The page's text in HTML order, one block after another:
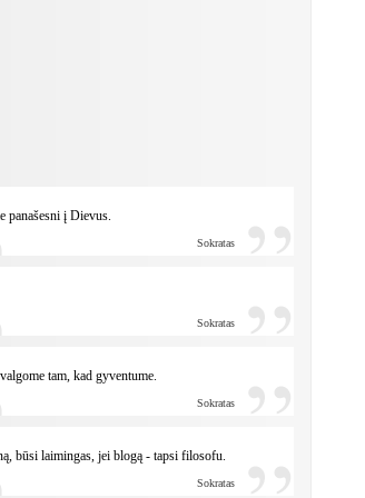
panašesni į Dievus.
Sokratas
Sokratas
tam, kad gyventume.
Sokratas
būsi laimingas, jei blogą - tapsi filosofu.
Sokratas